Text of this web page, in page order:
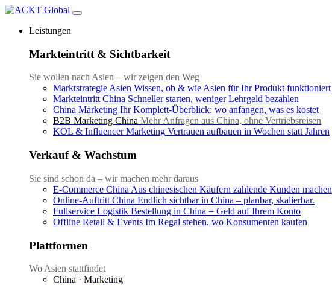
Leistungen
Markteintritt & Sichtbarkeit
Sie wollen nach Asien – wir zeigen den Weg
Marktstrategie Asien Wissen, ob & wie Asien für Ihr Produkt funktioniert
Markteintritt China Schneller starten, weniger Lehrgeld bezahlen
China Marketing Ihr Komplett-Überblick: wo anfangen, was es kostet
B2B Marketing China Mehr Anfragen aus China, ohne Vertriebsreisen
KOL & Influencer Marketing Vertrauen aufbauen in Wochen statt Jahren
Verkauf & Wachstum
Sie sind schon da – wir machen mehr daraus
E-Commerce China Aus chinesischen Käufern zahlende Kunden machen
Online-Auftritt China Endlich sichtbar in China – planbar, skalierbar.
Fullservice Logistik Bestellung in China = Geld auf Ihrem Konto
Offline Retail & Events Im Regal stehen, wo Konsumenten kaufen
Plattformen
Wo Asien stattfindet
China · Marketing